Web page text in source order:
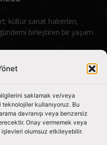
saklamak ve/veya
kullanıyoruz. Bu
davranışı veya benzersiz
Onay vermemek veya
olumsuz etkileyebilir.
kültür sanat haberleri,
birleştiren bir yaşam
Edin